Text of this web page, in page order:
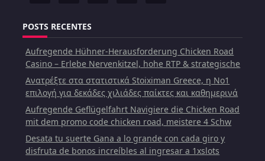
POSTS RECENTES
Aufregende Hühner-Herausforderung Chicken Road
Casino – Erlebe Nervenkitzel, hohe RTP & strategische
Ανατρέξτε στα στατιστικά Stoiximan Greece, η Νο1
επιλογή για δεκάδες χιλιάδες παίκτες και καθημερινά
Aufregende Geflügelfahrt Navigiere die Chicken Road
mit dem promo code chicken road, meistere 4 Schw
Desata tu suerte Gana a lo grande con cada giro y
disfruta de bonos increíbles al ingresar a 1xslots